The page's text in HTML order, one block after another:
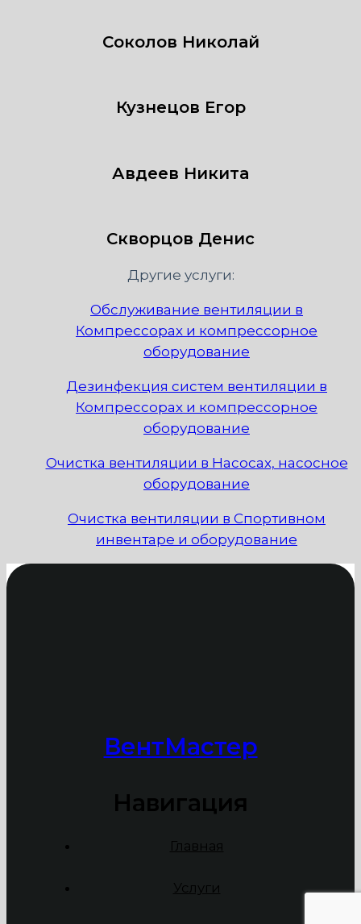
Соколов Николай
Кузнецов Егор
Авдеев Никита
Скворцов Денис
Другие услуги:
Обслуживание вентиляции в
Компрессорах и компрессорное
оборудование
Дезинфекция систем вентиляции в
Компрессорах и компрессорное
оборудование
Очистка вентиляции в Насосах, насосное
оборудование
Очистка вентиляции в Спортивном
инвентаре и оборудование
ВентМастер
Навигация
Главная
Услуги